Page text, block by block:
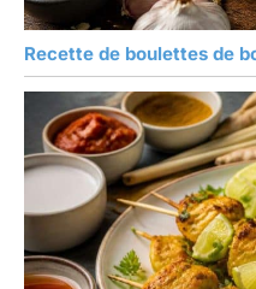
Recette de boulettes de